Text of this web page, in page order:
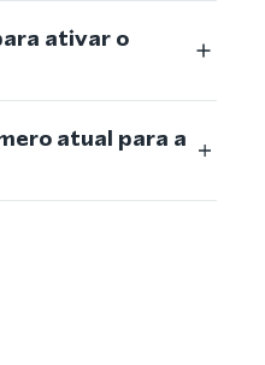
ativar o
atual para a